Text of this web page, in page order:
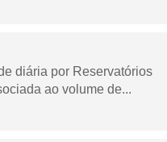
diária por Reservatórios
ao volume de...